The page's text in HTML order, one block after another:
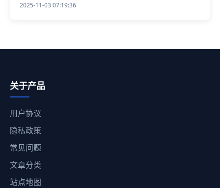
2025-11-03 07:19:36
关于产品
用户协议
隐私政策
常见问题
文章分类
站点地图